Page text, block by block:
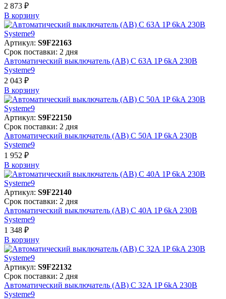
2 873 ₽
В корзинy
Артикул: S9F22163
Срок поставки: 2 дня
Автоматический выключатель (АВ) C 63A 1P 6kA 230В
Systeme9
2 043 ₽
В корзинy
Артикул: S9F22150
Срок поставки: 2 дня
Автоматический выключатель (АВ) C 50A 1P 6kA 230В
Systeme9
1 952 ₽
В корзинy
Артикул: S9F22140
Срок поставки: 2 дня
Автоматический выключатель (АВ) C 40A 1P 6kA 230В
Systeme9
1 348 ₽
В корзинy
Артикул: S9F22132
Срок поставки: 2 дня
Автоматический выключатель (АВ) C 32A 1P 6kA 230В
Systeme9